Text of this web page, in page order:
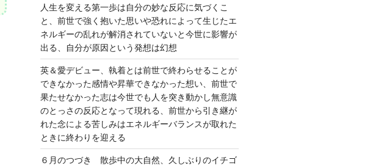
人生を変える第一歩は自分の妙な反応に気づくこ
と、前世で強く抱いた思いや恐れによって生じたエ
ネルギーの乱れが解消されていないと今世に影響が
出る、自分が原因という発想は幻想
英＆愛デビュー、執着とは前世で終わらせることが
できなかった感情や昇華できなかった想い、前世で
果たせなかった志は今世でも人を突き動かし無意識
のとっさの反応となって現れる、前世から引き継が
れた念による苦しみはエネルギーバランスが取れた
ときに終わりを迎える
６月のつづき 散歩中の大自然、久しぶりのイチゴ